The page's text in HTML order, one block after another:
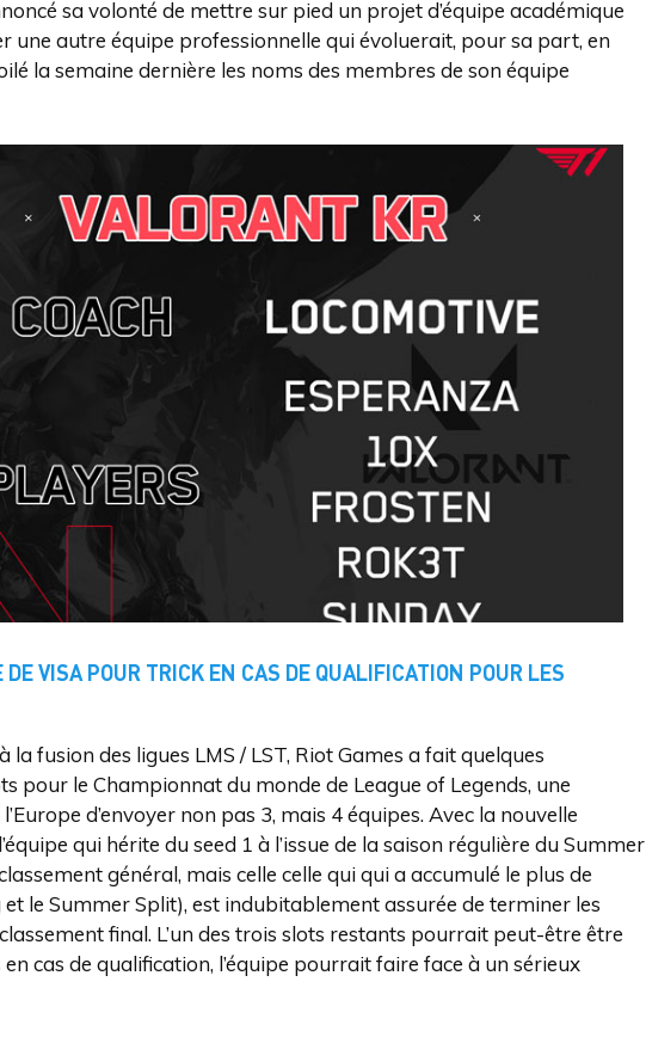
sa volonté de mettre sur pied un projet d’équipe académique
une autre équipe professionnelle qui évoluerait, pour sa part, en
la semaine dernière les noms des membres de son équipe
DE VISA POUR TRICK EN CAS DE QUALIFICATION POUR LES
la fusion des ligues LMS / LST, Riot Games a fait quelques
pour le Championnat du monde de League of Legends, une
d’envoyer non pas 3, mais 4 équipes. Avec la nouvelle
qui hérite du seed 1 à l’issue de la saison régulière du Summer
général, mais celle celle qui qui a accumulé le plus de
le Summer Split), est indubitablement assurée de terminer les
final. L’un des trois slots restants pourrait peut-être être
cas de qualification, l’équipe pourrait faire face à un sérieux